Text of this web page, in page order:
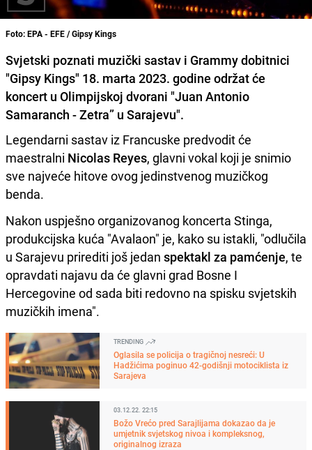
Foto: EPA - EFE / Gipsy Kings
Svjetski poznati muzički sastav i Grammy dobitnici
"Gipsy Kings" 18. marta 2023. godine održat će
koncert u Olimpijskoj dvorani "Juan Antonio
Samaranch - Zetra” u Sarajevu".
Legendarni sastav iz Francuske predvodit će
maestralni Nicolas Reyes, glavni vokal koji je snimio
sve najveće hitove ovog jedinstvenog muzičkog
benda.
Nakon uspješno organizovanog koncerta Stinga,
produkcijska kuća "Avalaon" je, kako su istakli, "odlučila
u Sarajevu prirediti još jedan spektakl za pamćenje, te
opravdati najavu da će glavni grad Bosne I
Hercegovine od sada biti redovno na spisku svjetskih
muzičkih imena".
TRENDING
Oglasila se policija o tragičnoj nesreći: U
Hadžićima poginuo 42-godišnji motociklista iz
Sarajeva
03.12.22. 22:15
Božo Vrećo pred Sarajlijama dokazao da je
umjetnik svjetskog nivoa i kompleksnog,
originalnog izraza